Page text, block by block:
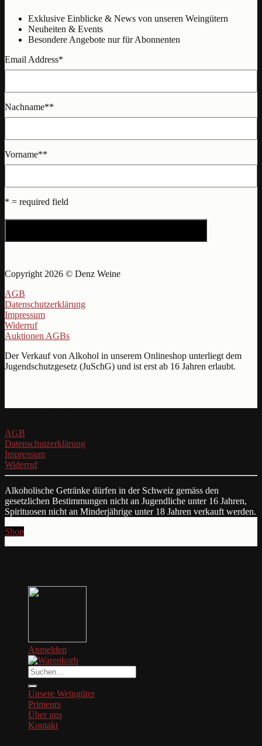
Exklusive Einblicke & News von unseren Weingütern
Neuheiten & Events
Besondere Angebote nur für Abonnenten
Email Address*
Nachname**
Vorname**
* = required field
Copyright 2026 © Denz Weine
AGB
Datenschutzerklärung
Impressum
Widerruf
Auktionen AGBs
Der Verkauf von Alkohol in unserem Onlineshop unterliegt dem
Jugendschutzgesetz (JuSchG) und ist erst ab 16 Jahren erlaubt.
AGB
Datenschutzerklärung
Impressum
Widerruf
Alkoholische Getränke dürfen in der Schweiz gemäss den
gesetzlichen Bestimmungen nicht an Jugendliche unter 16 Jahren,
Spirituosen nicht an Minderjährige unter 18 Jahren verkauft werden.
Shop
Anmelden
Suche
nach:
Unsere Weingüter
Primeurs
Über uns
Kontakt